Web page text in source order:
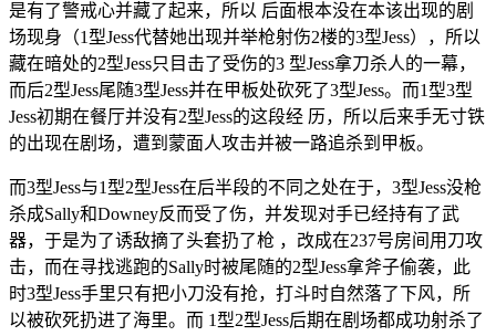
是有了警戒心并藏了起来，所以 后面根本没在本该出现的剧
场现身（1型Jess代替她出现并举枪射伤2楼的3型Jess），所以
藏在暗处的2型Jess只目击了受伤的3 型Jess拿刀杀人的一幕，
而后2型Jess尾随3型Jess并在甲板处砍死了3型Jess。而1型3型
Jess初期在餐厅并没有2型Jess的这段经 历，所以后来手无寸铁
的出现在剧场，遭到蒙面人攻击并被一路追杀到甲板。
而3型Jess与1型2型Jess在后半段的不同之处在于，3型Jess没枪
杀成Sally和Downey反而受了伤，并发现对手已经持有了武
器，于是为了诱敌摘了头套扔了枪 ，改成在237号房间用刀攻
击，而在寻找逃跑的Sally时被尾随的2型Jess拿斧子偷袭，此
时3型Jess手里只有把小刀没有抢，打斗时自然落了下风，所
以被砍死扔进了海里。而 1型2型Jess后期在剧场都成功射杀了